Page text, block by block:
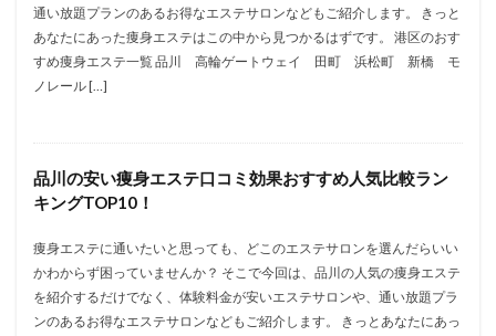
通い放題プランのあるお得なエステサロンなどもご紹介します。 きっと
あなたにあった痩身エステはこの中から見つかるはずです。 港区のおす
すめ痩身エステ一覧 品川 高輪ゲートウェイ 田町 浜松町 新橋 モ
ノレール […]
品川の安い痩身エステ口コミ効果おすすめ人気比較ラン
キングTOP10！
痩身エステに通いたいと思っても、どこのエステサロンを選んだらいい
かわからず困っていませんか？ そこで今回は、品川の人気の痩身エステ
を紹介するだけでなく、体験料金が安いエステサロンや、通い放題プラ
ンのあるお得なエステサロンなどもご紹介します。 きっとあなたにあっ